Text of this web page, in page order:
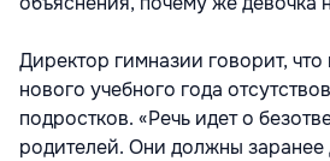
Директор гимназии говорит,
нового учебного года
подростков. «Речь идет о
родителей. Они должны заранее